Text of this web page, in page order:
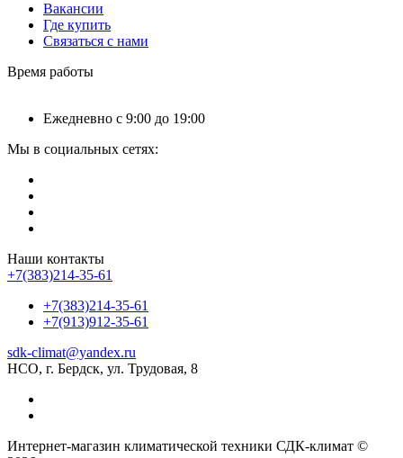
Вакансии
Где купить
Связаться с нами
Время работы
Ежедневно с 9:00 до 19:00
Мы в социальных сетях:
Наши контакты
+7(383)214-35-61
+7(383)214-35-61
+7(913)912-35-61
sdk-climat@yandex.ru
НСО, г. Бердск, ул. Трудовая, 8
Интернет-магазин климатической техники СДК-климат ©